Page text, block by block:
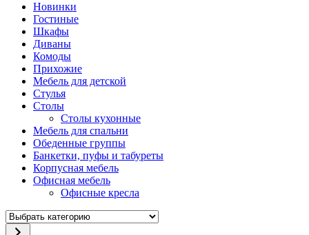
Новинки
Гостиные
Шкафы
Диваны
Комоды
Прихожие
Мебель для детской
Стулья
Столы
Столы кухонные
Мебель для спальни
Обеденные группы
Банкетки, пуфы и табуреты
Корпусная мебель
Офисная мебель
Офисные кресла
Выбрать
категорию